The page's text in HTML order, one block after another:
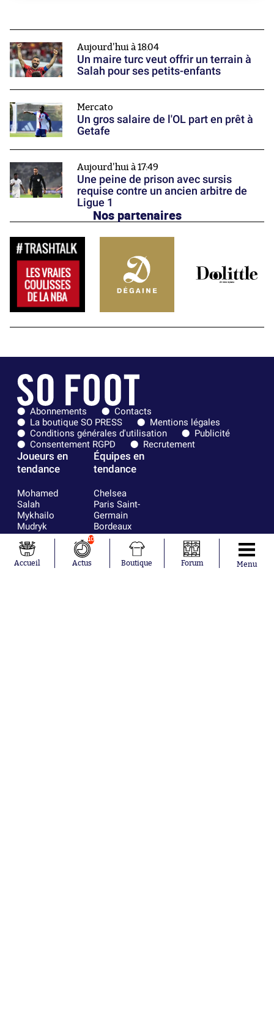
Aujourd'hui à 18:04
Un maire turc veut offrir un terrain à
Salah pour ses petits-enfants
Mercato
Un gros salaire de l'OL part en prêt à
Getafe
Aujourd'hui à 17:49
Une peine de prison avec sursis
requise contre un ancien arbitre de
Ligue 1
Nos partenaires
Abonnements
Contacts
La boutique SO PRESS
Mentions légales
Conditions générales d'utilisation
Publicité
Consentement RGPD
Recrutement
Joueurs en
tendance
Mohamed
Salah
Mykhailo
Mudryk
Neymar
Khalis Merah
Loïs Openda
Équipes en
tendance
Chelsea
Paris Saint-
Germain
Bordeaux
Olympique
Real Madrid
Accueil
10
Actus Boutique Forum Menu